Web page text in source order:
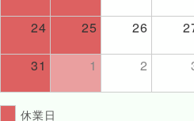
24 25 26
31 1 2
休業日